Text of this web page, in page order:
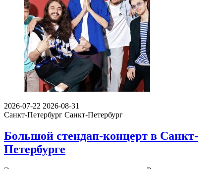
2026-07-22 2026-08-31
Санкт-Петербург Санкт-Петербург
Большой стендап-концерт в Санкт-
Петербурге